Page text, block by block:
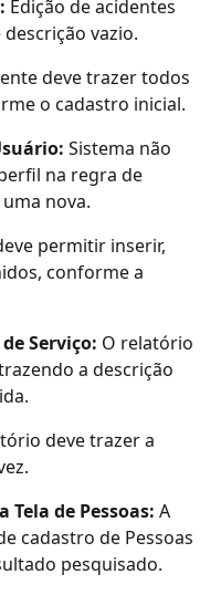
Edição de acidentes
vazio.
deve trazer todos
o cadastro inicial.
Sistema não
na regra de
nova.
permitir inserir,
conforme a
Serviço: O relatório
a descrição
deve trazer a
Tela de Pessoas: A
cadastro de Pessoas
pesquisado.